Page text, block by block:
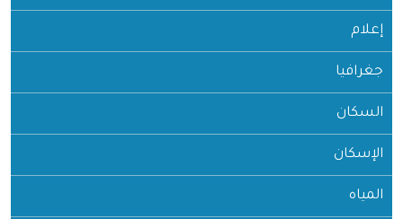
إعلام
جغرافيا
السكان
الإسكان
المياه